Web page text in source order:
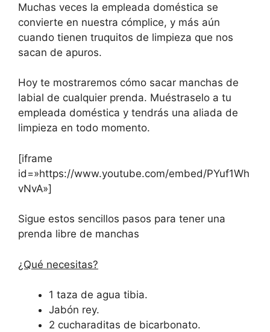
Muchas veces la empleada doméstica se
convierte en nuestra cómplice, y más aún
cuando tienen truquitos de limpieza que nos
sacan de apuros.
Hoy te mostraremos cómo sacar manchas de
labial de cualquier prenda. Muéstraselo a tu
empleada doméstica y tendrás una aliada de
limpieza en todo momento.
[iframe
id=»https://www.youtube.com/embed/PYuf1Wh
vNvA»]
Sigue estos sencillos pasos para tener una
prenda libre de manchas
¿Qué necesitas?
1 taza de agua tibia.
Jabón rey.
2 cucharaditas de bicarbonato.